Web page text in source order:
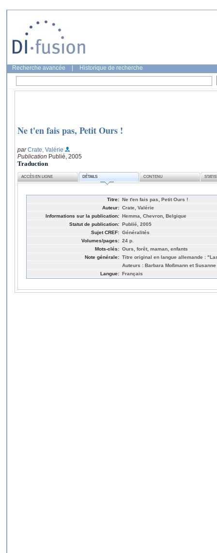
Recherche avancée Historique de recherche
Ne t'en fais pas, Petit Ours !
parCrate, Valérie
Publication Publié, 2005
Traduction
ACCÈS EN LIGNE DÉTAILS CONTENU
Titre: Ne t'en fais pas, Petit Ours !
Auteur: Crate, Valérie
Informations sur la publication: Hemma, Chevron, Belgique
Statut de publication: Publié, 2005
Sujet CREF: Généralités
Volumes/pages: 24 p.
Mots-clés: Ours, forêt, maman, enfants
Note générale: Titre original en langue allemande :
Auteurs : Barbara Moßmann et
Langue: Français